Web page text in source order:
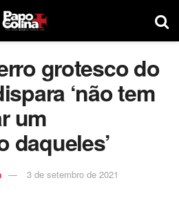
grotesco do
‘não tem
um
daqueles’
3 de setembro de 2021